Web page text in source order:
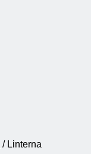
/ Linterna